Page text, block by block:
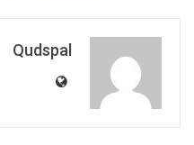
Qudspal